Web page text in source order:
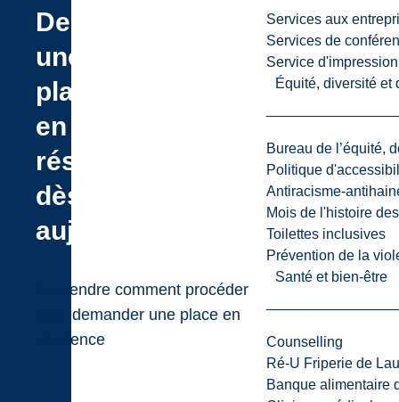
Services aux
Services de
Service d'impression
Équité, diversité et
Bureau de l’équité,
Politique
Antiracisme-
Mois de l'histoire
Toilettes inclusives
Prévention de la
Santé et bien-être
Counselling
Ré-U Friperie de
Banque alimentaire
Demande
une
place
en
résidence
dès
aujourd’hui
Apprendre comment procéder
pour demander une place en
résidence